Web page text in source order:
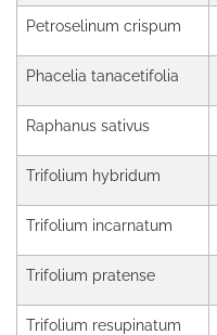
Petroselinum crispum
Phacelia tanacetifolia
Raphanus sativus
Trifolium hybridum
Trifolium incarnatum
Trifolium pratense
Trifolium resupinatum